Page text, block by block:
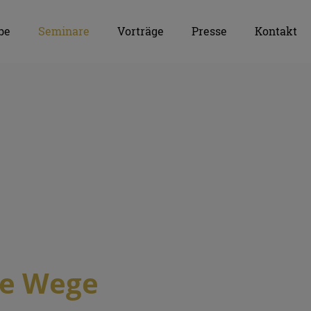
Seminare Vorträge Presse Kontakt
Wege